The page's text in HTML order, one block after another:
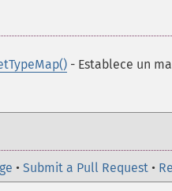
- Establece un
• Submit a Pull Request •